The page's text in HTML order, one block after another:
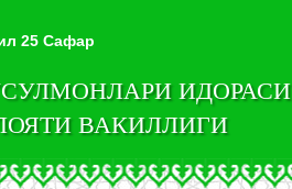
25 Сафар
ИДОРАСИ
ВАКИЛЛИГИ